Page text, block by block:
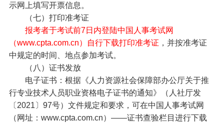
示网上填写开票信息。
（七）打印准考证
报考者于考试前7日内登陆中国人事考试网
（www.cpta.com.cn）自行下载打印准考证 ，并按准考证
中规定的时间、地点参加考试。
（八）证书发放
电子证书：根据《人力资源社会保障部办公厅关于推
行专业技术人员职业资格电子证书的通知》（人社厅发
〔2021〕97号）文件规定和要求，可在中国人事考试网
（网址：www.cpta.com.cn）——证书查验栏目进行下载